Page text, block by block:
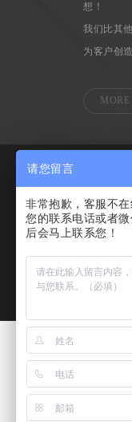
想！
我们比其
为客户创
MORE
高端网站
业务范围
请您留言
非常抱歉，客服不
您的联系电话或者微
后会马上联系您！